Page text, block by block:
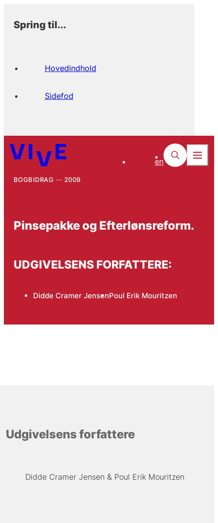
Spring til...
Hovedindhold
Sidefod
en
BOGBIDRAG 2009
Pinsepakke og Efterlønsreform.
UDGIVELSENS FORFATTERE:
Didde Cramer JensenPoul Erik Mouritzen
Udgivelsens forfattere
Didde Cramer Jensen Poul Erik Mouritzen